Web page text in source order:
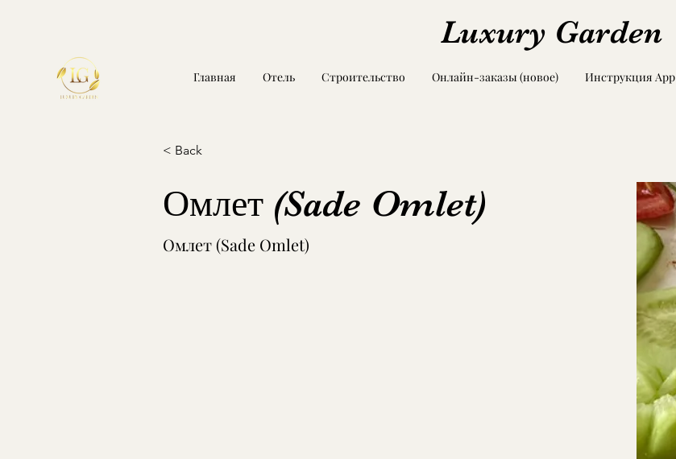
Luxury Garden
Главная Отель Строительство Онлайн-заказы (новое) Инструкция App
< Back
Омлет (Sade Omlet)
Омлет (Sade Omlet)